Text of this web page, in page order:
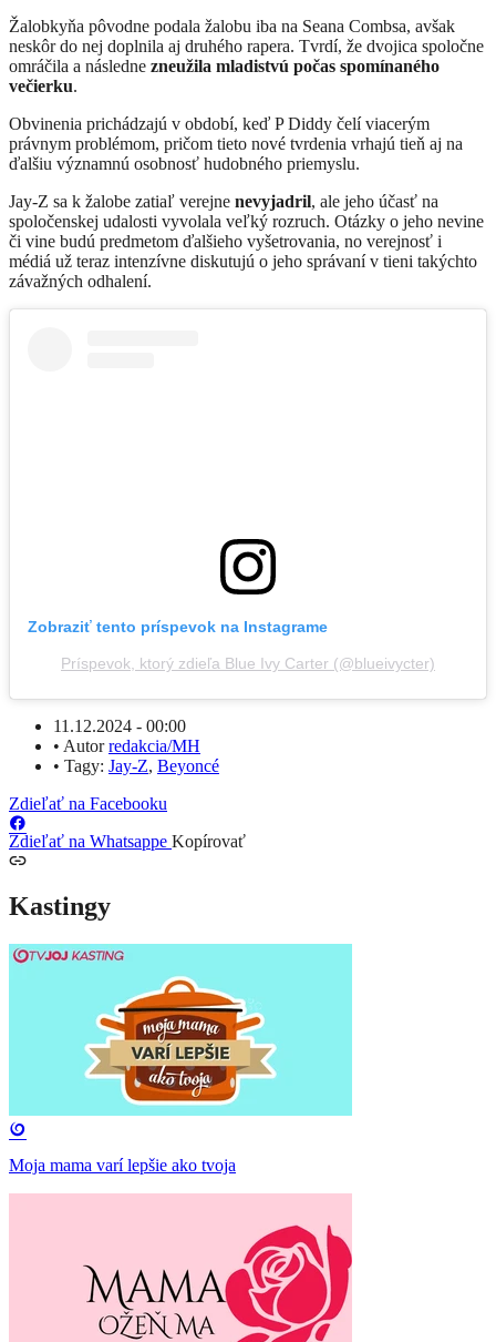
Žalobkyňa pôvodne podala žalobu iba na Seana Combsa, avšak
neskôr do nej doplnila aj druhého rapera. Tvrdí, že dvojica spoločne
omráčila a následne zneužila mladistvú počas spomínaného
večierku.
Obvinenia prichádzajú v období, keď P Diddy čelí viacerým
právnym problémom, pričom tieto nové tvrdenia vrhajú tieň aj na
ďalšiu významnú osobnosť hudobného priemyslu.
Jay-Z sa k žalobe zatiaľ verejne nevyjadril, ale jeho účasť na
spoločenskej udalosti vyvolala veľký rozruch. Otázky o jeho nevine
či vine budú predmetom ďalšieho vyšetrovania, no verejnosť i
médiá už teraz intenzívne diskutujú o jeho správaní v tieni takýchto
závažných odhalení.
Zobraziť tento príspevok na Instagrame
Príspevok, ktorý zdieľa Blue Ivy Carter (@blueivycter)
11.12.2024 - 00:00
• Autorredakcia/MH
• Tagy: Jay-Z, Beyoncé
Zdieľať na Facebooku
Zdieľať na Whatsappe Kopírovať
Kastingy
Moja mama varí lepšie ako tvoja